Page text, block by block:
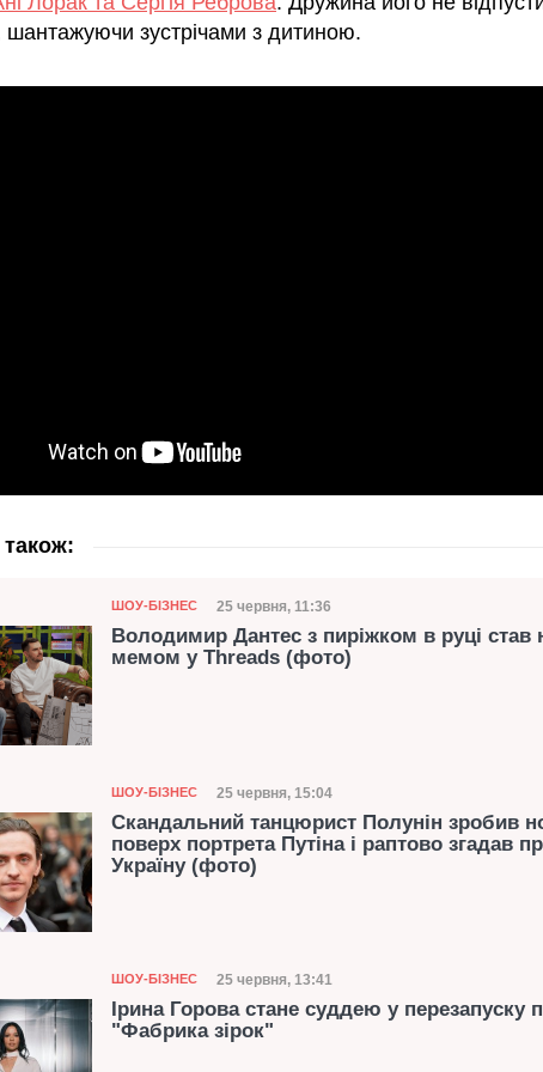
шантажуючи зустрічами з дитиною.
Категорія
ШОУ-БІЗНЕС Дата публікації
25 червня, 11:36
Володимир Дантес з пиріжком в руці став
мемом у Threads (фото)
Категорія
ШОУ-БІЗНЕС Дата публікації
25 червня, 15:04
Скандальний танцюрист Полунін зробив
поверх портрета Путіна і раптово згадав
Україну (фото)
Категорія
ШОУ-БІЗНЕС Дата публікації
25 червня, 13:41
Ірина Горова стане суддею у перезапуску
"Фабрика зірок"